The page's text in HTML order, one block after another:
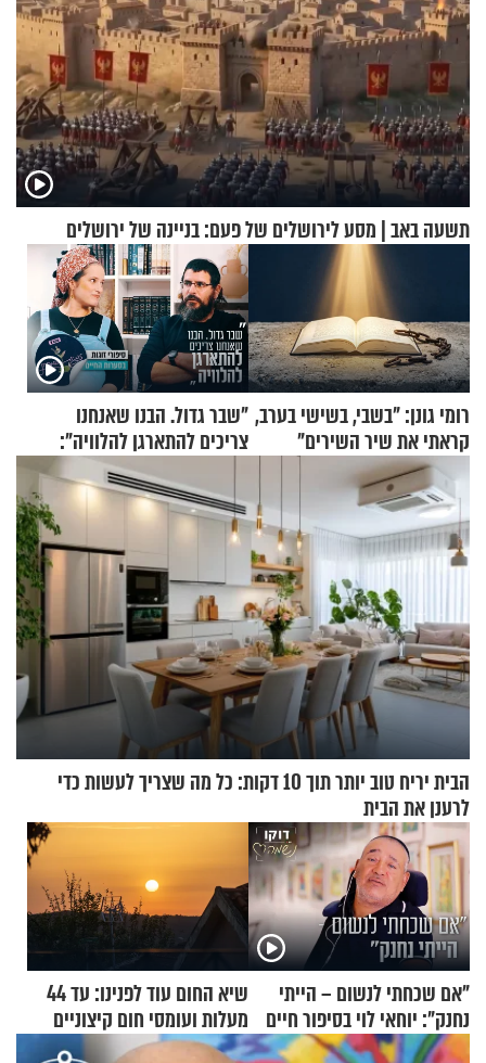
תשעה באב | מסע לירושלים של פעם: בניינה של ירושלים
רומי גונן: "בשבי, בשישי בערב,
קראתי את שיר השירים"
"שבר גדול. הבנו שאנחנו
צריכים להתארגן להלוויה":
זוגיות במבחן, הפעם עם מרים
וגד דנינו
הבית יריח טוב יותר תוך 10 דקות: כל מה שצריך לעשות כדי
לרענן את הבית
"אם שכחתי לנשום – הייתי
נחנק": יוחאי לוי בסיפור חיים
מעורר השראה
שיא החום עוד לפנינו: עד 44
מעלות ועומסי חום קיצוניים